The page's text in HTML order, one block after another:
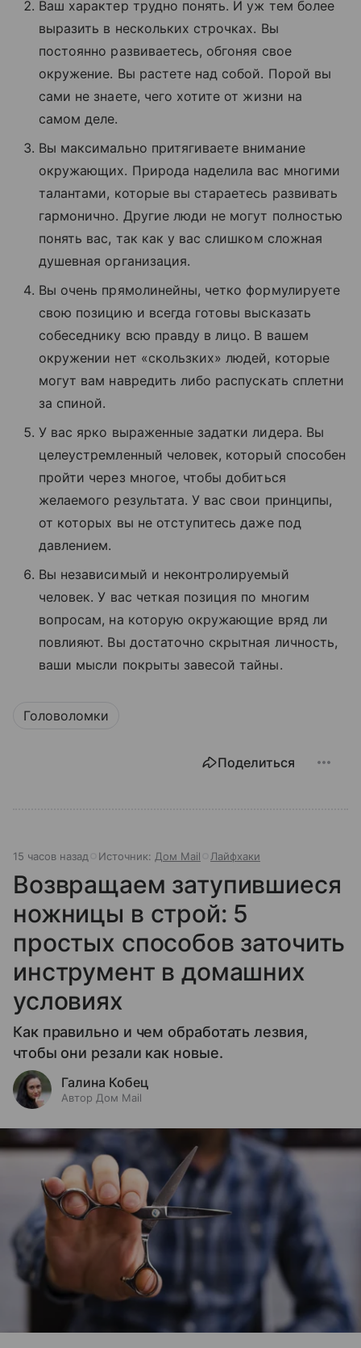
Ваш характер трудно понять. И уж тем более
выразить в нескольких строчках. Вы
постоянно развиваетесь, обгоняя свое
окружение. Вы растете над собой. Порой вы
сами не знаете, чего хотите от жизни на
самом деле.
Вы максимально притягиваете внимание
окружающих. Природа наделила вас многими
талантами, которые вы стараетесь развивать
гармонично. Другие люди не могут полностью
понять вас, так как у вас слишком сложная
душевная организация.
Вы очень прямолинейны, четко формулируете
свою позицию и всегда готовы высказать
собеседнику всю правду в лицо. В вашем
окружении нет «скользких» людей, которые
могут вам навредить либо распускать сплетни
за спиной.
У вас ярко выраженные задатки лидера. Вы
целеустремленный человек, который способен
пройти через многое, чтобы добиться
желаемого результата. У вас свои принципы,
от которых вы не отступитесь даже под
давлением.
Вы независимый и неконтролируемый
человек. У вас четкая позиция по многим
вопросам, на которую окружающие вряд ли
повлияют. Вы достаточно скрытная личность,
ваши мысли покрыты завесой тайны.
Головоломки
Поделиться
15 часов назад Источник: Дом Mail Лайфхаки
Возвращаем затупившиеся
ножницы в строй: 5
простых способов заточить
инструмент в домашних
условиях
Как правильно и чем обработать лезвия,
чтобы они резали как новые.
Галина Кобец
Автор Дом Mail